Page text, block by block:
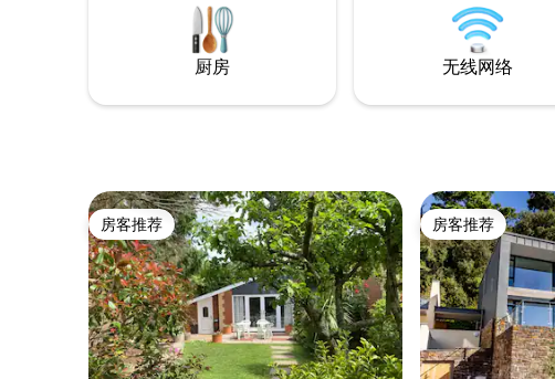
厨房 无线网络
房客推荐
房客推荐 房客推荐
房客推荐